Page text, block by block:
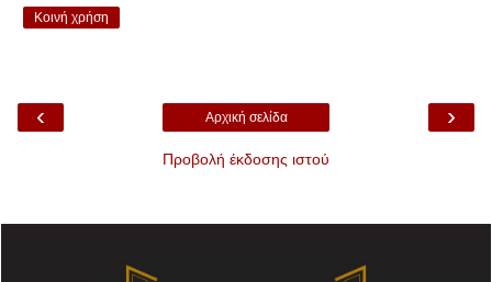
Κοινή χρήση
‹ ›
Αρχική σελίδα
Προβολή έκδοσης ιστού